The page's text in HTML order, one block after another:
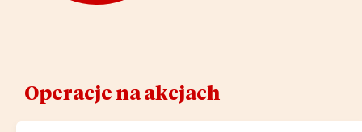
Operacje na akcjach